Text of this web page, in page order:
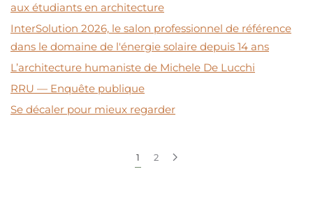
aux étudiants en architecture
InterSolution 2026, le salon professionnel de référence
dans le domaine de l'énergie solaire depuis 14 ans
L’architecture humaniste de Michele De Lucchi
RRU — Enquête publique
Se décaler pour mieux regarder
1 2